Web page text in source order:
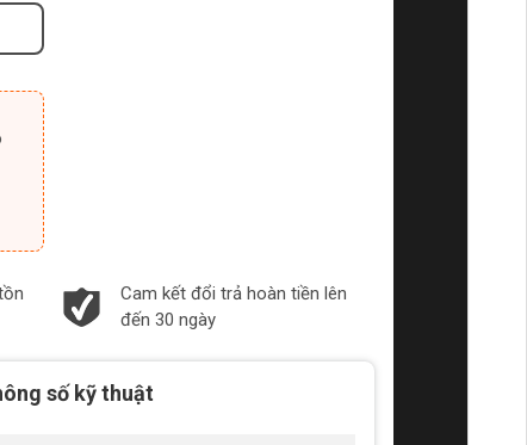
Cam kết đổi trả hoàn tiền lên
đến 30 ngày
số kỹ thuật